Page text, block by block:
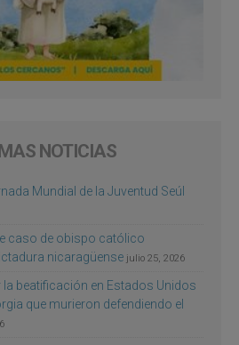
NOTICIAS
Mundial de la Juventud Seúl
caso de obispo católico
nicaragüense julio 25, 2026
la beatificación en Estados Unidos
que murieron defendiendo el